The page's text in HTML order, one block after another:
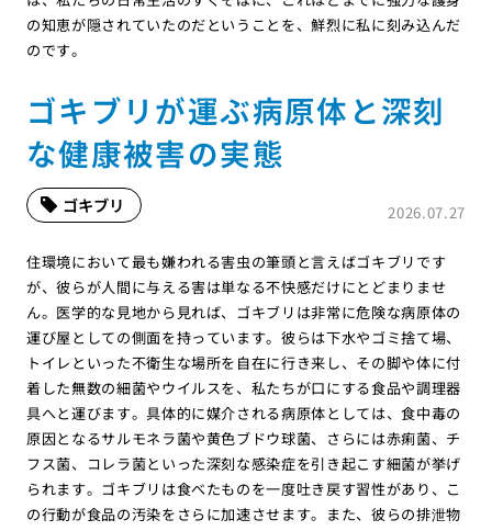
の知恵が隠されていたのだということを、鮮烈に私に刻み込んだ
のです。
ゴキブリが運ぶ病原体と深刻
な健康被害の実態
2026.07.27
ゴキブリ
住環境において最も嫌われる害虫の筆頭と言えばゴキブリです
が、彼らが人間に与える害は単なる不快感だけにとどまりませ
ん。医学的な見地から見れば、ゴキブリは非常に危険な病原体の
運び屋としての側面を持っています。彼らは下水やゴミ捨て場、
トイレといった不衛生な場所を自在に行き来し、その脚や体に付
着した無数の細菌やウイルスを、私たちが口にする食品や調理器
具へと運びます。具体的に媒介される病原体としては、食中毒の
原因となるサルモネラ菌や黄色ブドウ球菌、さらには赤痢菌、チ
フス菌、コレラ菌といった深刻な感染症を引き起こす細菌が挙げ
られます。ゴキブリは食べたものを一度吐き戻す習性があり、こ
の行動が食品の汚染をさらに加速させます。また、彼らの排泄物